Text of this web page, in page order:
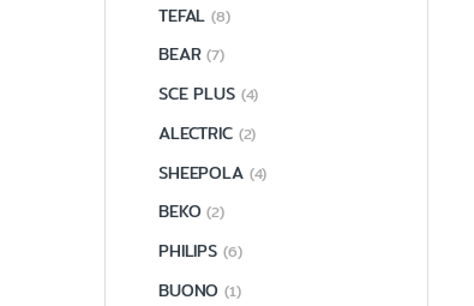
TEFAL (8)
BEAR (7)
SCE PLUS (4)
ALECTRIC (2)
SHEEPOLA (4)
BEKO (2)
PHILIPS (6)
BUONO (1)